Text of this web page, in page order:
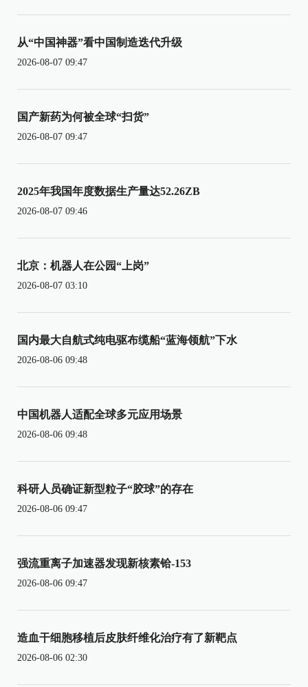
从“中国神器”看中国制造迭代升级
2026-08-07 09:47
国产新药为何被全球“扫货”
2026-08-07 09:47
2025年我国年度数据生产量达52.26ZB
2026-08-07 09:46
北京：机器人在公园“上岗”
2026-08-07 03:10
国内最大自航式纯电驱布缆船“蓝海领航”下水
2026-08-06 09:48
中国机器人适配全球多元应用场景
2026-08-06 09:48
科研人员确证新型粒子“胶球”的存在
2026-08-06 09:47
强流重离子加速器发现新核素铪-153
2026-08-06 09:47
造血干细胞移植后皮肤纤维化治疗有了新靶点
2026-08-06 02:30